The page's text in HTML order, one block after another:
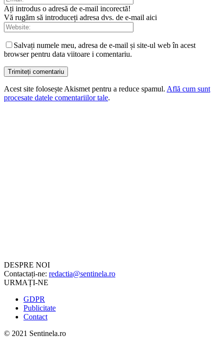
Ați introdus o adresă de e-mail incorectă!
Vă rugăm să introduceți adresa dvs. de e-mail aici
Salvați numele meu, adresa de e-mail și site-ul web în acest
browser pentru data viitoare i comentariu.
Acest site folosește Akismet pentru a reduce spamul. Află cum sunt
procesate datele comentariilor tale.
DESPRE NOI
Contactați-ne: redactia@sentinela.ro
URMAȚI-NE
GDPR
Publicitate
Contact
© 2021 Sentinela.ro